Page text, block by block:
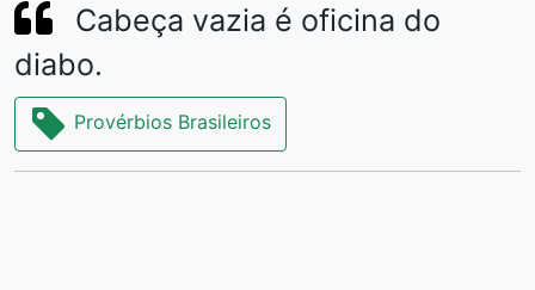
Cabeça vazia é oficina do
diabo.
Provérbios Brasileiros